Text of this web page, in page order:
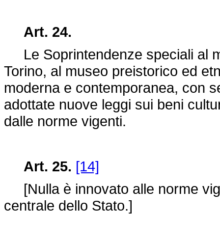
Art. 24.
Le Soprintendenze speciali al
Torino, al museo preistorico ed
moderna e contemporanea, con
adottate nuove leggi sui beni
dalle norme vigenti.
Art. 25. [14]
[Nulla è innovato alle norme
centrale dello Stato.]